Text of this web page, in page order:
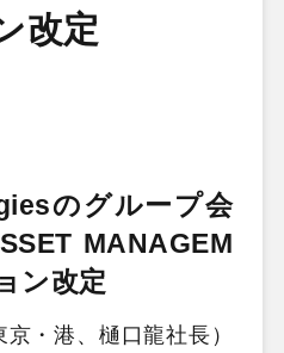
改定
のグループ会
MANAGEM
ン改定
・港、樋⼝⿓社長）